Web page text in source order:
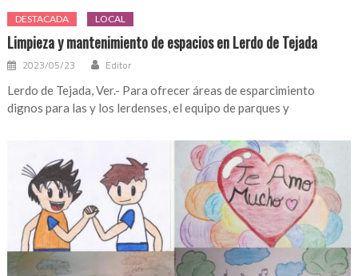
DESTACADA LOCAL
Limpieza y mantenimiento de espacios en Lerdo de Tejada
2023/05/23 Editor
Lerdo de Tejada, Ver.- Para ofrecer áreas de esparcimiento
dignos para las y los lerdenses, el equipo de parques y